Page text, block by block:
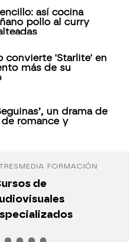
así cocina
pollo al curry
convierte 'Starlite' en
más de su
un drama de
romance y
FORMACIÓN
de